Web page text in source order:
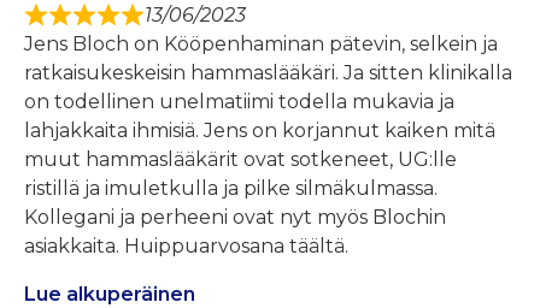
13/06/2023
Jens Bloch on Kööpenhaminan pätevin, selkein ja
ratkaisukeskeisin hammaslääkäri. Ja sitten klinikalla
on todellinen unelmatiimi todella mukavia ja
lahjakkaita ihmisiä. Jens on korjannut kaiken mitä
muut hammaslääkärit ovat sotkeneet, UG:lle
ristillä ja imuletkulla ja pilke silmäkulmassa.
Kollegani ja perheeni ovat nyt myös Blochin
asiakkaita. Huippuarvosana täältä.
Lue alkuperäinen